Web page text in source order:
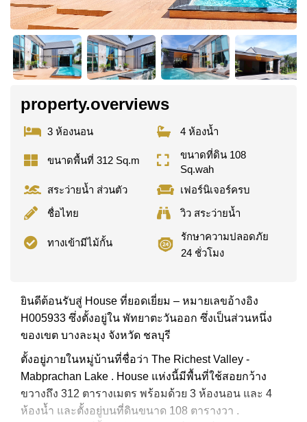
property.overviews
3 ห้องนอน 4 ห้องน้ำ
ขนาดพื้นที่ 312 Sq.m
ขนาดที่ดิน 108
Sq.wah
สระว่ายน้ำ ส่วนตัว
เฟอร์นิเจอร์ครบ
ชื่อไทย
วิว สระว่ายน้ำ
ทางเข้ามีไม้กั้น
รักษาความปลอดภัย
24 ชั่วโมง
ยินดีต้อนรับสู่ House ที่ยอดเยี่ยม – หมายเลขอ้างอิง
H005933 ซึ่งตั้งอยู่ใน พัทยาตะวันออก ซึ่งเป็นส่วนหนึ่ง
ของเขต บางละมุง จังหวัด ชลบุรี
ตั้งอยู่ภายในหมู่บ้านที่ชื่อว่า The Richest Valley -
Mabprachan Lake . House แห่งนี้มีพื้นที่ใช้สอยกว้าง
ขวางถึง 312 ตารางเมตร พร้อมด้วย 3 ห้องนอน และ 4
ห้องน้ำ และตั้งอยู่บนที่ดินขนาด 108 ตารางวา .